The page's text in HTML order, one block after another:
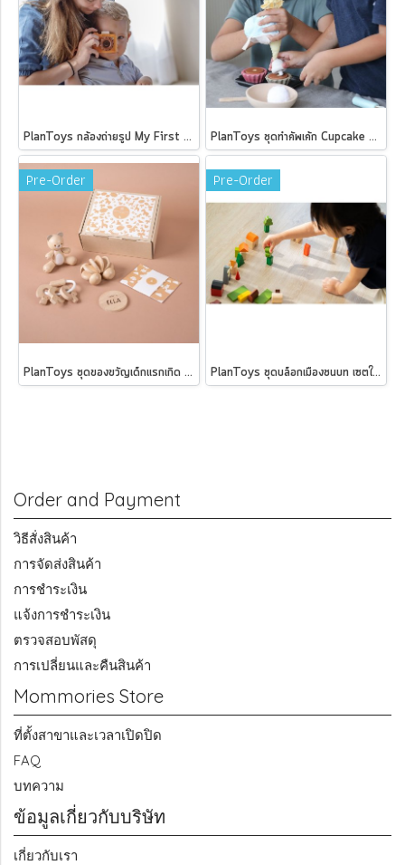
PlanToys กล้องถ่ายรูป My First Camera - Orchard PlanToys ชุดทำคัพเค้ก Cupcake set
Pre-Order
PlanToys ชุดของขวัญเด็กแรกเกิด - กระตุ้นการเคลื่อนไหว Baby Gift Set - Stimulability gross motor set
Pre-Order
PlanToys ชุดบล็อกเมืองชนบท เซตใหญ่ Countryside Blocks
Order and Payment
วิธีสั่งสินค้า
การจัดส่งสินค้า
การชำระเงิน
แจ้งการชำระเงิน
ตรวจสอบพัสดุ
การเปลี่ยนและคืนสินค้า
Mommories Store
ที่ตั้งสาขาและเวลาเปิดปิด
FAQ
บทความ
ข้อมูลเกี่ยวกับบริษัท
เกี่ยวกับเรา